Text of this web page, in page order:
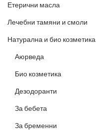
Етерични масла
Лечебни тамяни и смоли
Натурална и био козметика
Аюрведа
Био козметика
Дезодоранти
За бебета
За бременни